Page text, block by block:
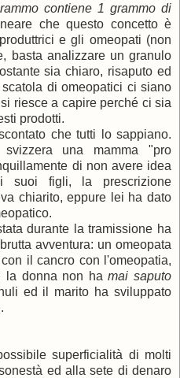
contiene 1 grammo di
che questo concetto è
e gli omeopati (non
basta analizzare un granulo
sia chiaro, risaputo ed
di omeopatici ci siano
riesce a capire perché ci sia
prodotti.
che tutti lo sappiano.
svizzera una mamma "pro
di non avere idea
suoi figli, la prescrizione
chiarito, eppure lei ha dato
durante la tramissione ha
avventura: un omeopata
il cancro con l'omeopatia,
la donna non hamai saputo
ed il marito ha sviluppato
superficialità di molti
ed alla sete di denaro